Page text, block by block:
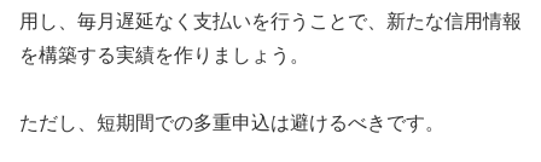
用し、毎月遅延なく支払いを行うことで、新たな信用情報
を構築する実績を作りましょう。
ただし、短期間での多重申込は避けるべきです。